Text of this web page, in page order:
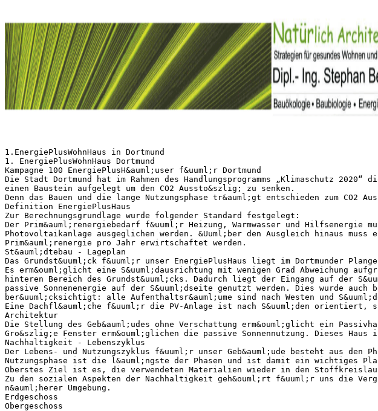
1.EnergiePlusWohnHaus in Dortmund
1. EnergiePlusWohnHaus Dortmund
Kampagne 100 EnergiePlusH&auml;user f&uuml;r Dortmund
Die Stadt Dortmund hat im Rahmen des Handlungsprogramms „Klimaschutz 2020“
einen Baustein aufgelegt um den CO2 Aussto&szlig; zu senken.
Denn das Bauen und die lange Nutzungsphase tr&auml;gt entschieden zum CO2
Definition EnergiePlusHaus
Zur Berechnungsgrundlage wurde folgender Standard festgelegt:
Der Prim&auml;renergiebedarf f&uuml;r Heizung, Warmwasser und Hilfsenergie
Photovoltaikanlage ausgeglichen werden. &Uuml;ber den Ausgleich hinaus muss
Prim&auml;renergie pro Jahr erwirtschaftet werden.
St&auml;dtebau - Lageplan
Das Grundst&uuml;ck f&uuml;r unser EnergiePlusHaus liegt im Dortmunder
Es erm&ouml;glicht eine S&uuml;dausrichtung mit wenigen Grad Abweichung
hinteren Bereich des Grundst&uuml;cks. Dadurch liegt der Eingang auf der
passive Sonnenenergie auf der S&uuml;dseite genutzt werden. Dies wurde auch
ber&uuml;cksichtigt: alle Aufenthaltsr&auml;ume sind nach Westen und
Eine Dachfl&auml;che f&uuml;r die PV-Anlage ist nach S&uuml;den orientiert,
Architektur
Die Stellung des Geb&auml;udes ohne Verschattung erm&ouml;glicht ein
Gro&szlig;e Fenster erm&ouml;glichen die passive Sonnennutzung. Dieses Haus
Nachhaltigkeit - Lebenszyklus
Der Lebens- und Nutzungszyklus f&uuml;r unser Geb&auml;ude besteht aus den
Nutzungsphase ist die l&auml;ngste der Phasen und ist damit ein wichtiges
Oberstes Ziel ist es, die verwendeten Materialien wieder in den
Zu den sozialen Aspekten der Nachhaltigkeit geh&ouml;rt f&uuml;r uns die
n&auml;herer Umgebung.
Erdgeschoss
Obergeschoss